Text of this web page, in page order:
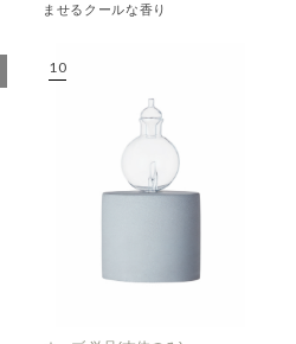
ませるクールな香り